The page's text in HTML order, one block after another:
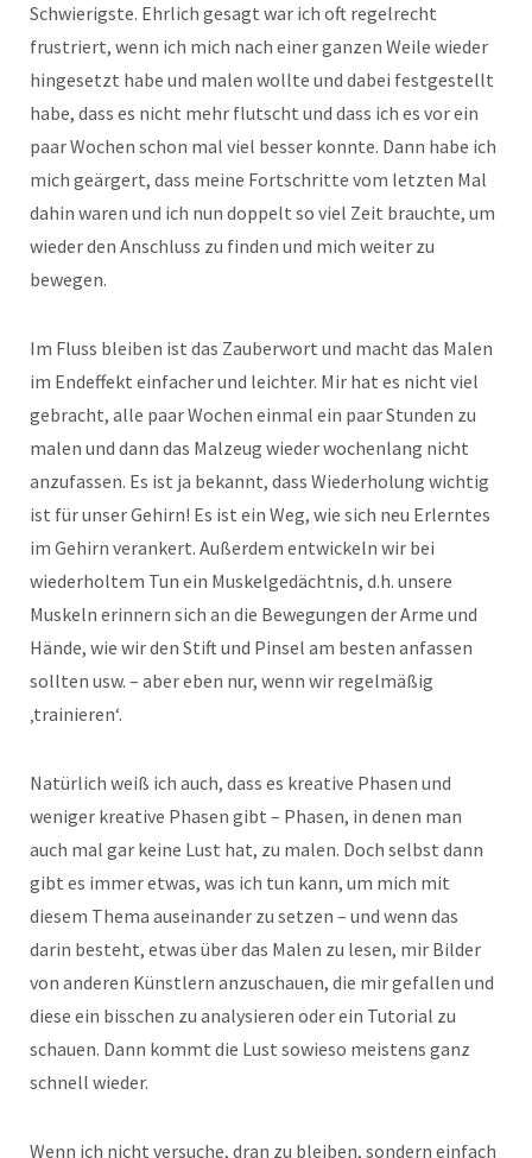
Schwierigste. Ehrlich gesagt war ich oft regelrecht
frustriert, wenn ich mich nach einer ganzen Weile wieder
hingesetzt habe und malen wollte und dabei festgestellt
habe, dass es nicht mehr flutscht und dass ich es vor ein
paar Wochen schon mal viel besser konnte. Dann habe ich
mich geärgert, dass meine Fortschritte vom letzten Mal
dahin waren und ich nun doppelt so viel Zeit brauchte, um
wieder den Anschluss zu finden und mich weiter zu
bewegen.
Im Fluss bleiben ist das Zauberwort und macht das Malen
im Endeffekt einfacher und leichter. Mir hat es nicht viel
gebracht, alle paar Wochen einmal ein paar Stunden zu
malen und dann das Malzeug wieder wochenlang nicht
anzufassen. Es ist ja bekannt, dass Wiederholung wichtig
ist für unser Gehirn! Es ist ein Weg, wie sich neu Erlerntes
im Gehirn verankert. Außerdem entwickeln wir bei
wiederholtem Tun ein Muskelgedächtnis, d.h. unsere
Muskeln erinnern sich an die Bewegungen der Arme und
Hände, wie wir den Stift und Pinsel am besten anfassen
sollten usw. – aber eben nur, wenn wir regelmäßig
‚trainieren‘.
Natürlich weiß ich auch, dass es kreative Phasen und
weniger kreative Phasen gibt – Phasen, in denen man
auch mal gar keine Lust hat, zu malen. Doch selbst dann
gibt es immer etwas, was ich tun kann, um mich mit
diesem Thema auseinander zu setzen – und wenn das
darin besteht, etwas über das Malen zu lesen, mir Bilder
von anderen Künstlern anzuschauen, die mir gefallen und
diese ein bisschen zu analysieren oder ein Tutorial zu
schauen. Dann kommt die Lust sowieso meistens ganz
schnell wieder.
Wenn ich nicht versuche, dran zu bleiben, sondern einfach